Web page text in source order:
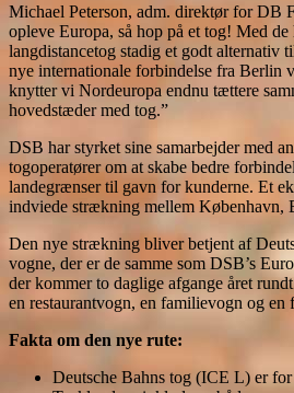
Michael Peterson, adm. direktør for DB
opleve Europa, så hop på et tog! Med
langdistancetog stadig et godt alternativ
nye internationale forbindelse fra Berlin
knytter vi Nordeuropa endnu tættere
hovedstæder med tog.”
DSB har styrket sine samarbejder med
togoperatører om at skabe bedre
landegrænser til gavn for kunderne. Et
indviede strækning mellem København,
Den nye strækning bliver betjent af
vogne, der er de samme som DSB’s
der kommer to daglige afgange året
en restaurantvogn, en familievogn og en
Fakta om den nye rute:
Deutsche Bahns tog (ICE L) er